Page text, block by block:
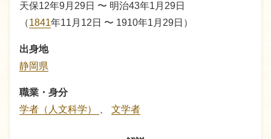
天保12年9月29日 〜 明治43年1月29日
（1841年11月12日 〜 1910年1月29日）
出身地
静岡県
職業・身分
学者（人文科学）
文学者